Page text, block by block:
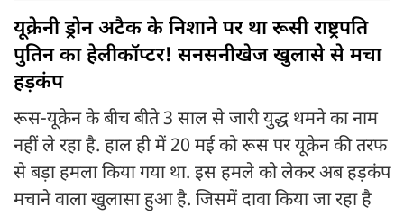
यूक्रेनी ड्रोन अटैक के निशाने पर था रूसी राष्ट्रपति
पुतिन का हेलीकॉप्टर! सनसनीखेज खुलासे से मचा
हड़कंप
रूस-यूक्रेन के बीच बीते 3 साल से जारी युद्ध थमने का नाम
नहीं ले रहा है. हाल ही में 20 मई को रूस पर यूक्रेन की तरफ
से बड़ा हमला किया गया था. इस हमले को लेकर अब हड़कंप
मचाने वाला खुलासा हुआ है. जिसमें दावा किया जा रहा है